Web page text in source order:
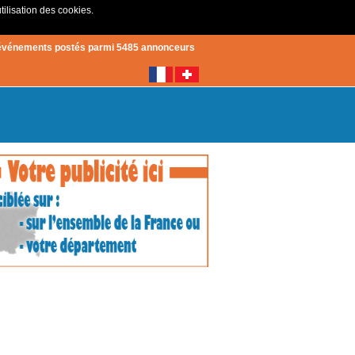
des cookies.Créer un compte
postés parmi 5485 annonceurs